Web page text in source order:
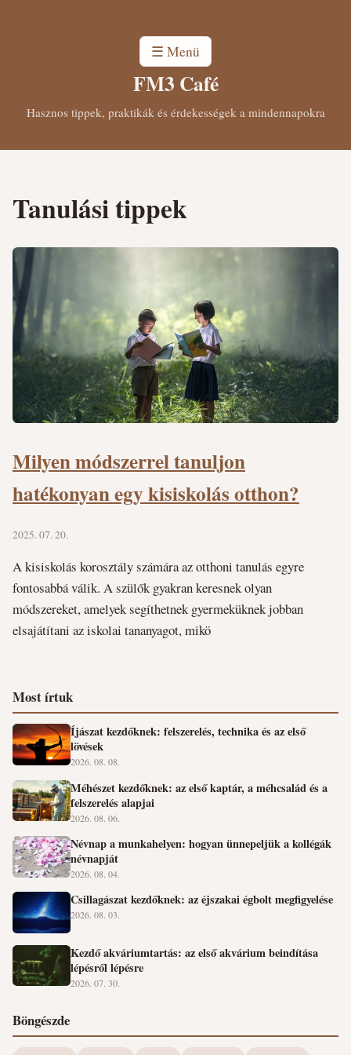
☰ Menü
FM3 Café
Hasznos tippek, praktikák és érdekességek a mindennapokra
Tanulási tippek
Milyen módszerrel tanuljon
hatékonyan egy kisiskolás otthon?
2025. 07. 20.
A kisiskolás korosztály számára az otthoni tanulás egyre
fontosabbá válik. A szülők gyakran keresnek olyan
módszereket, amelyek segíthetnek gyermeküknek jobban
elsajátítani az iskolai tananyagot, mikö
Most írtuk
Íjászat kezdőknek: felszerelés, technika és az első
lövések
2026. 08. 08.
Méhészet kezdőknek: az első kaptár, a méhcsalád és a
felszerelés alapjai
2026. 08. 06.
Névnap a munkahelyen: hogyan ünnepeljük a kollégák
névnapját
2026. 08. 04.
Csillagászat kezdőknek: az éjszakai égbolt megfigyelése
2026. 08. 03.
Kezdő akváriumtartás: az első akvárium beindítása
lépésről lépésre
2026. 07. 30.
Böngészde